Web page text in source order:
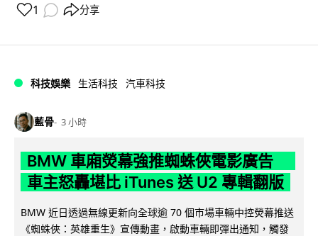
1 分享
科技娛樂 生活科技 汽車科技
藍骨 3 小時
BMW 車廂熒幕強推蜘蛛俠電影廣告
車主怒轟堪比 iTunes 送 U2 專輯翻版
BMW 近日透過無線更新向全球逾 70 個市場車輛中控熒幕推送
《蜘蛛俠：英雄重生》宣傳動畫，啟動車輛即彈出通知，觸發